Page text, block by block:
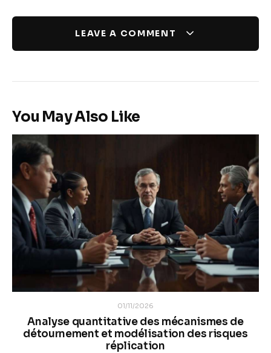
LEAVE A COMMENT
You May Also Like
01/11/2026
Analyse quantitative des mécanismes de
détournement et modélisation des risques
réplication